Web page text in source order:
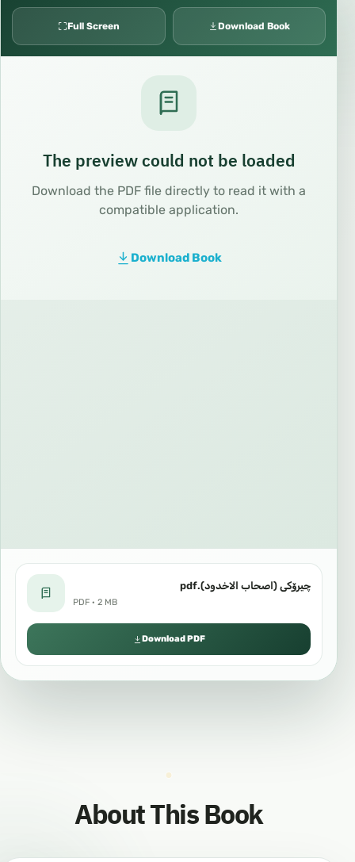
Full Screen Download Book
The preview could not be loaded
Download the PDF file directly to read it with a
compatible application.
Download Book
چیرۆكی (اصحاب الاخدود).pdf
PDF · 2 MB
Download PDF
About This Book